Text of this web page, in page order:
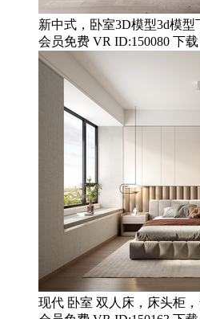
新中式，卧室3D模型3d模型
会员免费 VR ID:150080 下载
现代 卧室 双人床，床头柜